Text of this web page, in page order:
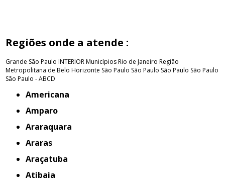
Regiões onde a atende :
Grande São Paulo INTERIORMunicípios Rio de Janeiro Região
Metropolitana de Belo Horizonte São Paulo São Paulo São Paulo São Paulo
São Paulo - ABCD
Americana
Amparo
Araraquara
Araras
Araçatuba
Atibaia